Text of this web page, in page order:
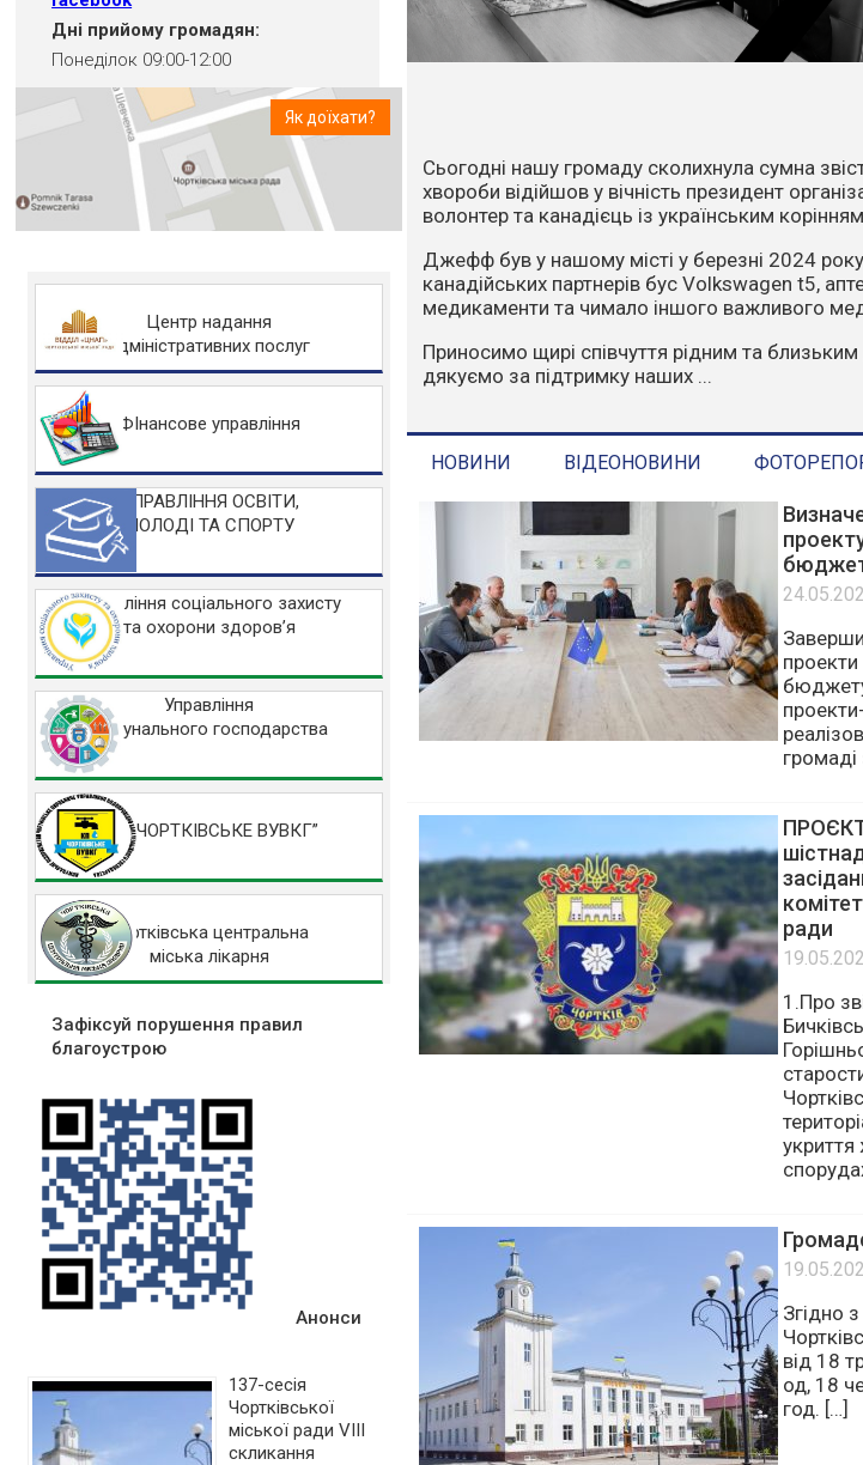
Дні прийому громадян:
Понеділок 09:00-12:00
Як доїхати?
Центр надання
адміністративних послуг
ФІнансове управління
УПРАВЛІННЯ ОСВІТИ,
МОЛОДІ ТА СПОРТУ
Управління соціального захисту
та охорони здоров’я
Управління
комунального господарства
КП “ЧОРТКІВСЬКЕ ВУВКГ”
Чортківська центральна
міська лікарня
Зафіксуй порушення правил
благоустрою
Анонси
137-сесія
Чортківської
міської ради VIII
скликання
Впродовж останніх днів температура повітря
посуха та вітер перетворюють навіть
стихійне лихо.
Варто зазначити, що пожежі влітку
людський фактор. Відділ з питань
захисту НАГАДУЄ:
Основні заборони у пожежонебезпечний
ВІДЕОНОВИНИ
ради
1.Про
Згідно